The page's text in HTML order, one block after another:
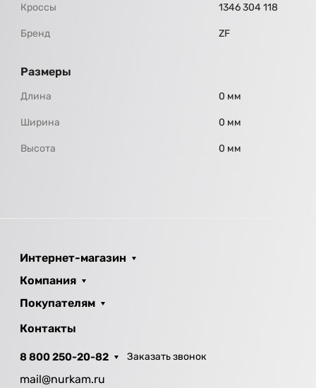
Кроссы 1346 304 118
Бренд ZF
Размеры
Длина 0 мм
Ширина 0 мм
Высота 0 мм
Интернет-магазин
Компания
Покупателям
Контакты
8 800 250-20-82 Заказать звонок
mail@nurkam.ru